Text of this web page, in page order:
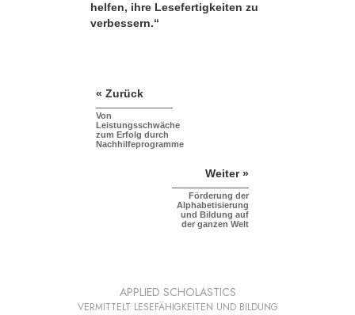
helfen, ihre Lesefertigkeiten zu
verbessern.“
« Zurück
Von
Leistungsschwäche
zum Erfolg durch
Nachhilfeprogramme
Weiter »
Förderung der
Alphabetisierung
und Bildung auf
der ganzen Welt
APPLIED SCHOLASTICS
VERMITTELT LESEFÄHIGKEITEN UND BILDUNG